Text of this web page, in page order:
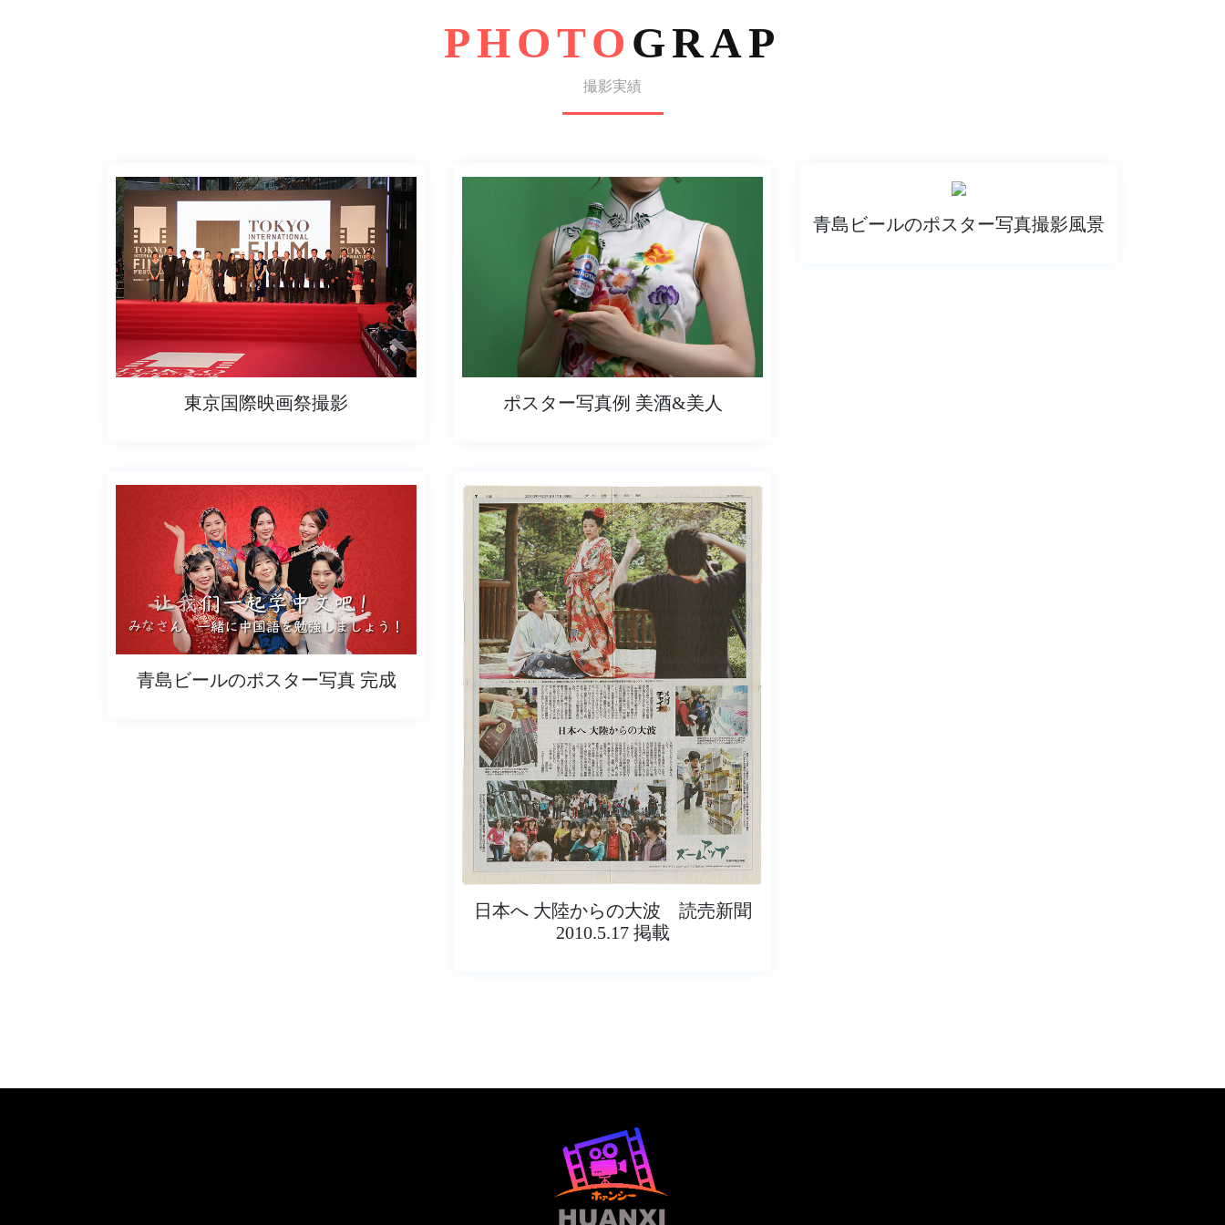
PHOTO GRAP
撮影実績
東京国際映画祭撮影 ポスター写真例 美酒&美人
青島ビールのポスター写真撮影風景
青島ビールのポスター写真 完成
日本へ 大陸からの大波 読売新聞
2010.5.17 掲載